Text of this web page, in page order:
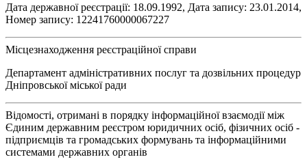
Дата державної реєстрації: 18.09.1992, Дата запису: 23.01.2014,
Номер запису: 12241760000067227
Місцезнаходження реєстраційної справи
Департамент адміністративних послуг та дозвільних процедур
Дніпровської міської ради
Відомості, отримані в порядку інформаційної взаємодії між
Єдиним державним реєстром юридичних осіб, фізичних осіб -
підприємців та громадських формувань та інформаційними
системами державних органів